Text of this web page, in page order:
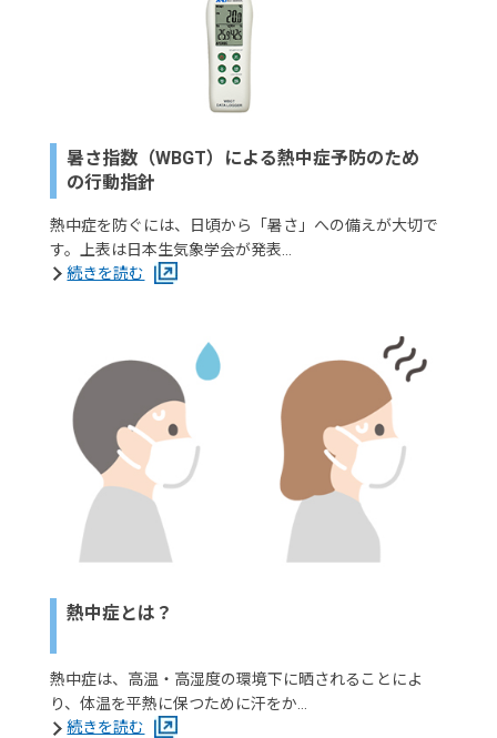
暑さ指数（WBGT）による熱中症予防のため
の行動指針
熱中症を防ぐには、日頃から「暑さ」への備えが大切で
す。上表は日本生気象学会が発表…
続きを読む
熱中症とは？
熱中症は、高温・高湿度の環境下に晒されることによ
り、体温を平熱に保つために汗をか…
続きを読む